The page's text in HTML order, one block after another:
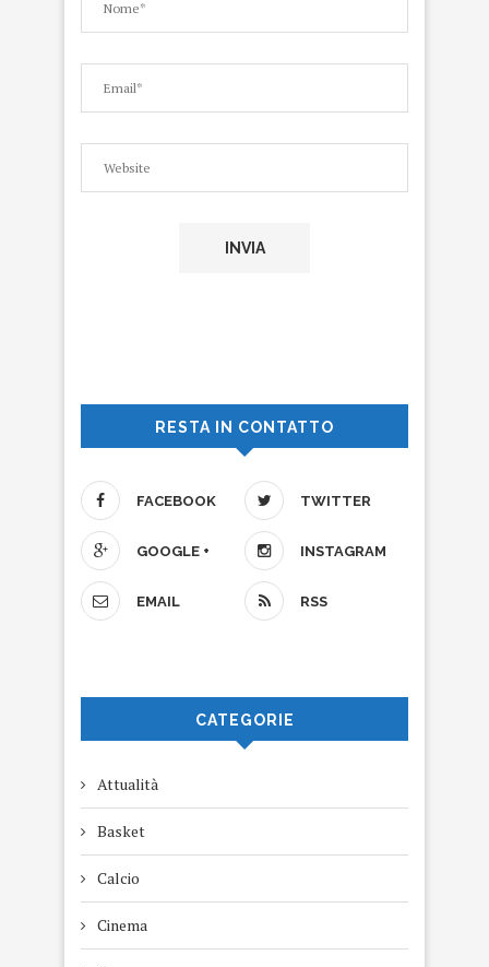
RESTA IN CONTATTO
FACEBOOK TWITTER
GOOGLE + INSTAGRAM
EMAIL RSS
CATEGORIE
Attualità
Basket
Calcio
Cinema